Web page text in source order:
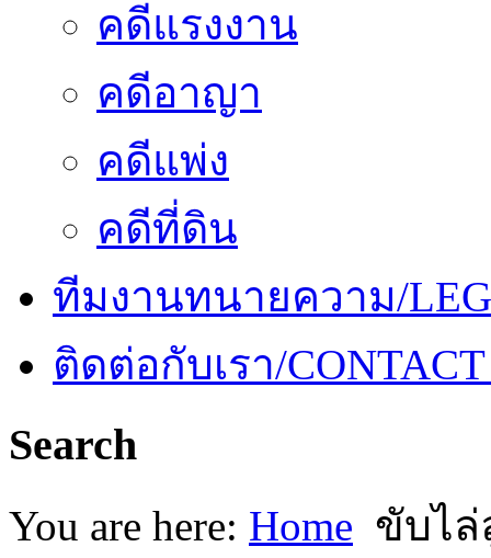
คดีแรงงาน
คดีอาญา
คดีแพ่ง
คดีที่ดิน
ทีมงานทนายความ/
ติดต่อกับเรา/CONTACT
Search
You are here: Home ขับไ